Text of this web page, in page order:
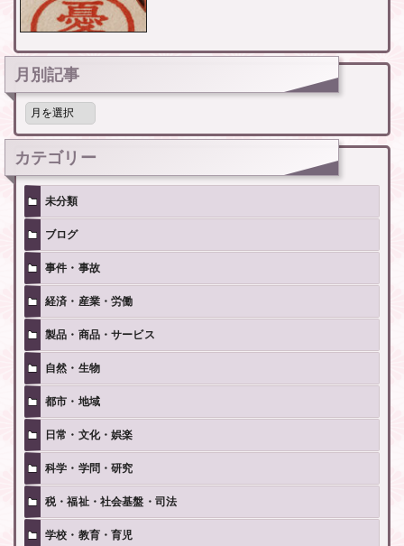
月別記事
月
記
事
カテゴリー
未分類
ブログ
事件・事故
経済・産業・労働
製品・商品・サービス
自然・生物
都市・地域
日常・文化・娯楽
科学・学問・研究
税・福祉・社会基盤・司法
学校・教育・育児